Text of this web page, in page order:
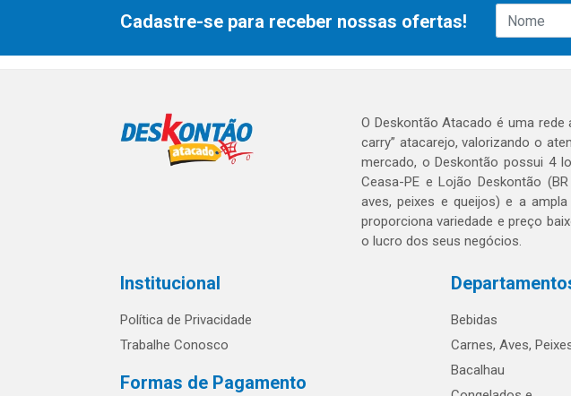
Cadastre-se para receber nossas ofertas!
O Deskontão Atacado é uma
carry” atacarejo, valorizando o
mercado, o Deskontão possui 4
Ceasa-PE e Lojão Deskontão
aves, peixes e queijos) e a
proporciona variedade e preço
o lucro dos seus negócios.
Institucional
Política de Privacidade
Trabalhe Conosco
Formas de Pagamento
Bebidas
Carnes, Aves,
Bacalhau